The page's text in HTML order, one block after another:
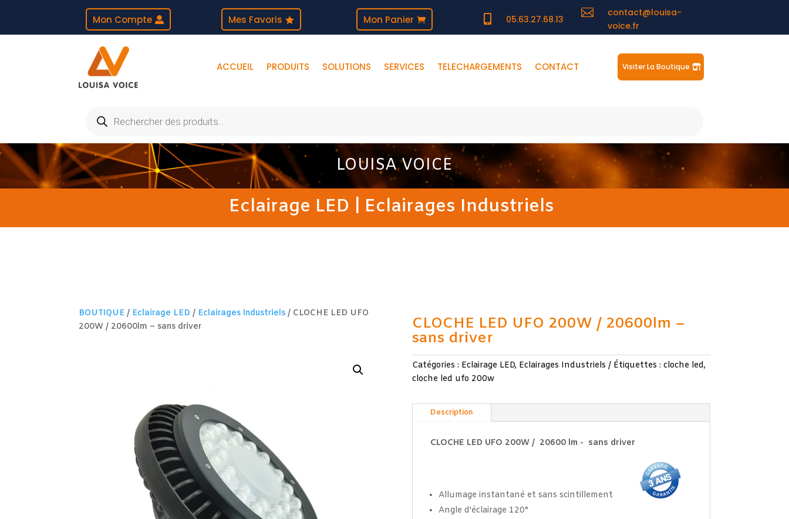
Mon Compte Mes Favoris Mon Panier  05.63.27.68.13

contact@louisa-
voice.fr
ACCUEIL PRODUITS SOLUTIONS SERVICES TELECHARGEMENTS CONTACT Visiter La Boutique
produits
LOUISA VOICE
Eclairage LED Eclairages Industriels
BOUTIQUE / Eclairage LED / Eclairages Industriels / CLOCHE LED UFO
200W / 20600lm – sans driver
CLOCHE LED UFO 200W / 20600lm –
sans driver
Catégories : Eclairage LED, Eclairages Industriels Étiquettes : cloche led,
cloche led ufo 200w
Description
CLOCHE LED UFO 200W / 20600 lm - sans driver
Allumage instantané et sans scintillement
Angle d'éclairage 120°